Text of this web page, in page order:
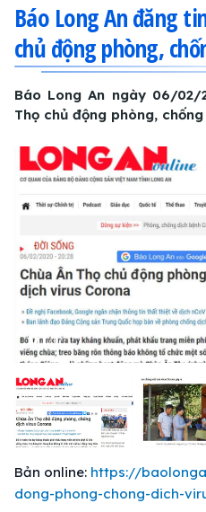
Báo Long An đăng
chủ động phòng,
Báo Long An ngày 06/02/
Thọ chủ động phòng,
01/07
Bản online: https://
dong-phong-chong-dich-